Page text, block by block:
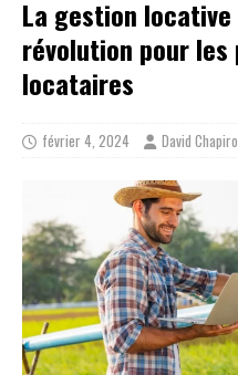
La gestion
révolution pour
locataires
février 4, 2024 David